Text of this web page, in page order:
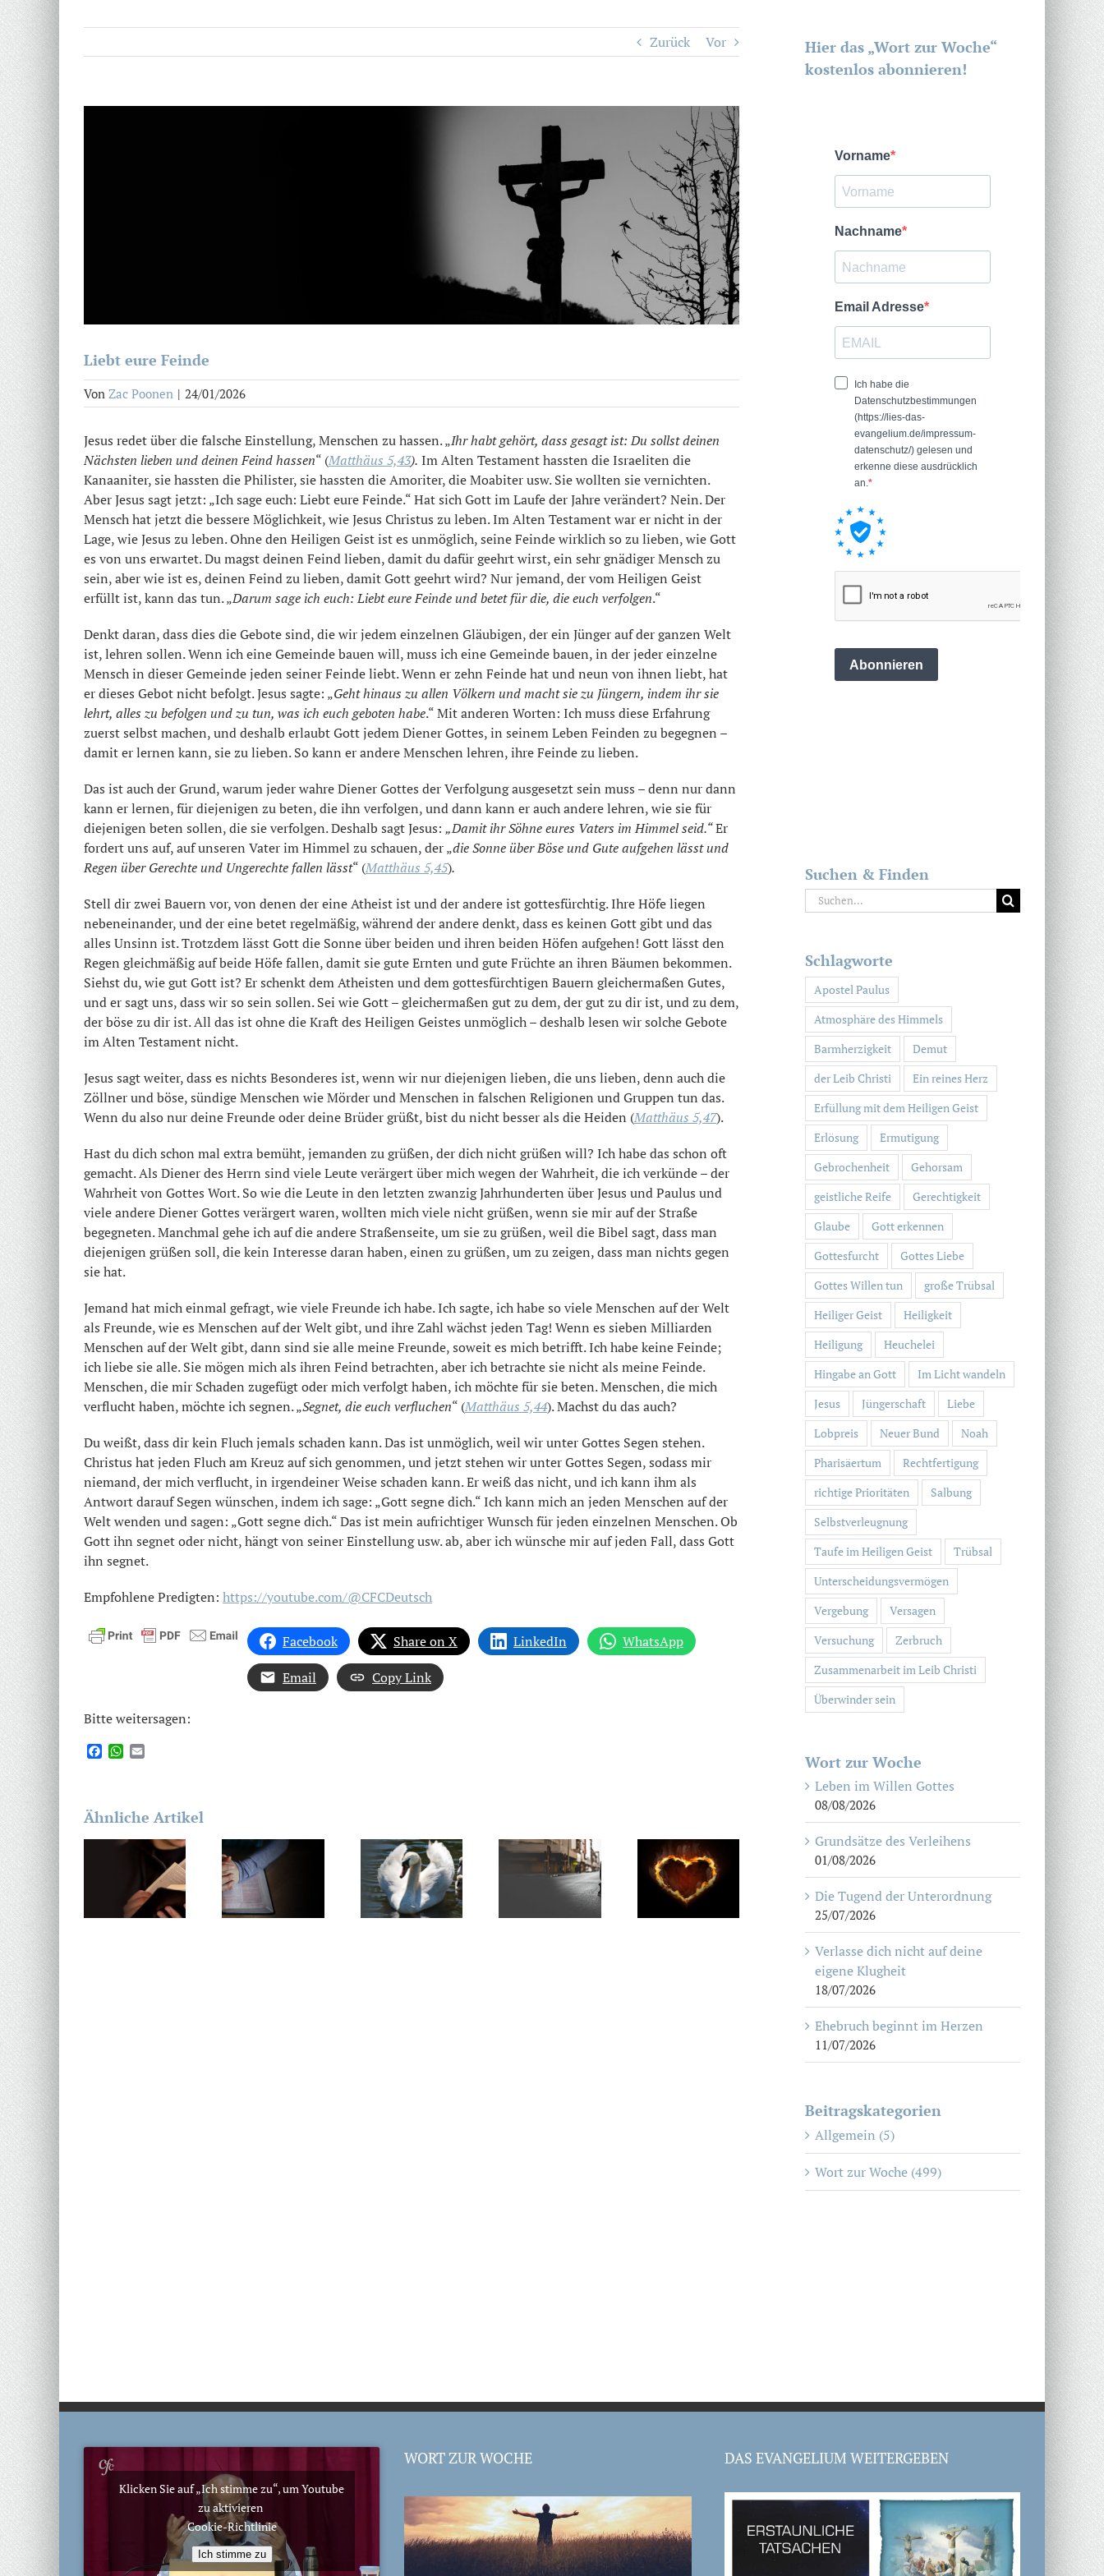
Zurück Vor
Liebt eure Feinde
Von Zac Poonen | 24/01/2026
Jesus redet über die falsche Einstellung, Menschen zu hassen. „Ihr habt gehört, dass gesagt ist: Du sollst deinen
Nächsten lieben und deinen Feind hassen“ (Matthäus 5,43). Im Alten Testament hassten die Israeliten die
Kanaaniter, sie hassten die Philister, sie hassten die Amoriter, die Moabiter usw. Sie wollten sie vernichten.
Aber Jesus sagt jetzt: „Ich sage euch: Liebt eure Feinde.“ Hat sich Gott im Laufe der Jahre verändert? Nein. Der
Mensch hat jetzt die bessere Möglichkeit, wie Jesus Christus zu leben. Im Alten Testament war er nicht in der
Lage, wie Jesus zu leben. Ohne den Heiligen Geist ist es unmöglich, seine Feinde wirklich so zu lieben, wie Gott
es von uns erwartet. Du magst deinen Feind lieben, damit du dafür geehrt wirst, ein sehr gnädiger Mensch zu
sein, aber wie ist es, deinen Feind zu lieben, damit Gott geehrt wird? Nur jemand, der vom Heiligen Geist
erfüllt ist, kann das tun. „Darum sage ich euch: Liebt eure Feinde und betet für die, die euch verfolgen.“
Denkt daran, dass dies die Gebote sind, die wir jedem einzelnen Gläubigen, der ein Jünger auf der ganzen Welt
ist, lehren sollen. Wenn ich eine Gemeinde bauen will, muss ich eine Gemeinde bauen, in der jeder einzelne
Mensch in dieser Gemeinde jeden seiner Feinde liebt. Wenn er zehn Feinde hat und neun von ihnen liebt, hat
er dieses Gebot nicht befolgt. Jesus sagte: „Geht hinaus zu allen Völkern und macht sie zu Jüngern, indem ihr sie
lehrt, alles zu befolgen und zu tun, was ich euch geboten habe.“ Mit anderen Worten: Ich muss diese Erfahrung
zuerst selbst machen, und deshalb erlaubt Gott jedem Diener Gottes, in seinem Leben Feinden zu begegnen –
damit er lernen kann, sie zu lieben. So kann er andere Menschen lehren, ihre Feinde zu lieben.
Das ist auch der Grund, warum jeder wahre Diener Gottes der Verfolgung ausgesetzt sein muss – denn nur dann
kann er lernen, für diejenigen zu beten, die ihn verfolgen, und dann kann er auch andere lehren, wie sie für
diejenigen beten sollen, die sie verfolgen. Deshalb sagt Jesus: „Damit ihr Söhne eures Vaters im Himmel seid.“Er
fordert uns auf, auf unseren Vater im Himmel zu schauen, der „die Sonne über Böse und Gute aufgehen lässt und
Regen über Gerechte und Ungerechte fallen lässt“ (Matthäus 5,45).
Stell dir zwei Bauern vor, von denen der eine Atheist ist und der andere ist gottesfürchtig. Ihre Höfe liegen
nebeneinander, und der eine betet regelmäßig, während der andere denkt, dass es keinen Gott gibt und das
alles Unsinn ist. Trotzdem lässt Gott die Sonne über beiden und ihren beiden Höfen aufgehen! Gott lässt den
Regen gleichmäßig auf beide Höfe fallen, damit sie gute Ernten und gute Früchte an ihren Bäumen bekommen.
Siehst du, wie gut Gott ist? Er schenkt dem Atheisten und dem gottesfürchtigen Bauern gleichermaßen Gutes,
und er sagt uns, dass wir so sein sollen. Sei wie Gott – gleichermaßen gut zu dem, der gut zu dir ist, und zu dem,
der böse zu dir ist. All das ist ohne die Kraft des Heiligen Geistes unmöglich – deshalb lesen wir solche Gebote
im Alten Testament nicht.
Jesus sagt weiter, dass es nichts Besonderes ist, wenn wir nur diejenigen lieben, die uns lieben, denn auch die
Zöllner und böse, sündige Menschen wie Mörder und Menschen in falschen Religionen und Gruppen tun das.
Wenn du also nur deine Freunde oder deine Brüder grüßt, bist du nicht besser als die Heiden (Matthäus 5,47).
Hast du dich schon mal extra bemüht, jemanden zu grüßen, der dich nicht grüßen will? Ich habe das schon oft
gemacht. Als Diener des Herrn sind viele Leute verärgert über mich wegen der Wahrheit, die ich verkünde – der
Wahrheit von Gottes Wort. So wie die Leute in den letzten zwanzig Jahrhunderten über Jesus und Paulus und
viele andere Diener Gottes verärgert waren, wollten mich viele nicht grüßen, wenn sie mir auf der Straße
begegneten. Manchmal gehe ich auf die andere Straßenseite, um sie zu grüßen, weil die Bibel sagt, dass man
diejenigen grüßen soll, die kein Interesse daran haben, einen zu grüßen, um zu zeigen, dass man nichts gegen
sie hat.
Jemand hat mich einmal gefragt, wie viele Freunde ich habe. Ich sagte, ich habe so viele Menschen auf der Welt
als Freunde, wie es Menschen auf der Welt gibt, und ihre Zahl wächst jeden Tag! Wenn es sieben Milliarden
Menschen auf der Welt gibt, dann sind sie alle meine Freunde, soweit es mich betrifft. Ich habe keine Feinde;
ich liebe sie alle. Sie mögen mich als ihren Feind betrachten, aber ich betrachte sie nicht als meine Feinde.
Menschen, die mir Schaden zugefügt oder mich verfolgt haben, ich möchte für sie beten. Menschen, die mich
verflucht haben, möchte ich segnen. „Segnet, die euch verfluchen“ (Matthäus 5,44). Machst du das auch?
Du weißt, dass dir kein Fluch jemals schaden kann. Das ist unmöglich, weil wir unter Gottes Segen stehen.
Christus hat jeden Fluch am Kreuz auf sich genommen, und jetzt stehen wir unter Gottes Segen, sodass mir
niemand, der mich verflucht, in irgendeiner Weise schaden kann. Er weiß das nicht, und ich kann ihm als
Antwort darauf Segen wünschen, indem ich sage: „Gott segne dich.“ Ich kann mich an jeden Menschen auf der
Welt wenden und sagen: „Gott segne dich.“ Das ist mein aufrichtiger Wunsch für jeden einzelnen Menschen. Ob
Gott ihn segnet oder nicht, hängt von seiner Einstellung usw. ab, aber ich wünsche mir auf jeden Fall, dass Gott
ihn segnet.
Empfohlene Predigten: https://youtube.com/@CFCDeutsch
Facebook Share on X LinkedIn
WhatsApp
Email
Copy Link
Bitte weitersagen:
FacebookWhatsApp
Ähnliche Artikel
Willen
Gottes
Grundsätze
Verleihens
Die
Tugend
der
dich
nicht auf
Ehebruch
beginnt
im
Hier das „Wort zur Woche“
kostenlos abonnieren!
Suchen & Finden
Suche
nach:
Schlagworte
Apostel Paulus
Atmosphäre des Himmels
Barmherzigkeit
Demut
der Leib Christi
Ein reines Herz
Erfüllung mit dem Heiligen Geist
Erlösung
Ermutigung
Gebrochenheit
Gehorsam
geistliche Reife
Gerechtigkeit
Glaube
Gott erkennen
Gottesfurcht
Gottes Liebe
Gottes Willen tun
große Trübsal
Heiliger Geist
Heiligkeit
Heiligung
Heuchelei
Hingabe an Gott
Im Licht wandeln
Jesus
Jüngerschaft
Liebe
Lobpreis
Neuer Bund
Noah
Pharisäertum
Rechtfertigung
richtige Prioritäten
Salbung
Selbstverleugnung
Taufe im Heiligen Geist
Trübsal
Unterscheidungsvermögen
Vergebung
Versagen
Versuchung
Zerbruch
Zusammenarbeit im Leib Christi
Überwinder sein
Wort zur Woche
Leben im Willen Gottes
08/08/2026
Grundsätze des Verleihens
01/08/2026
Die Tugend der Unterordnung
25/07/2026
Verlasse dich nicht auf deine
eigene Klugheit
18/07/2026
Ehebruch beginnt im Herzen
11/07/2026
Beitragskategorien
Allgemein (5)
Wort zur Woche (499)
Klicken Sie auf „Ich stimme zu“, um Youtube
zu aktivieren
Cookie-Richtlinie
Ich stimme zu
WORT ZUR WOCHE DAS EVANGELIUM WEITERGEBEN